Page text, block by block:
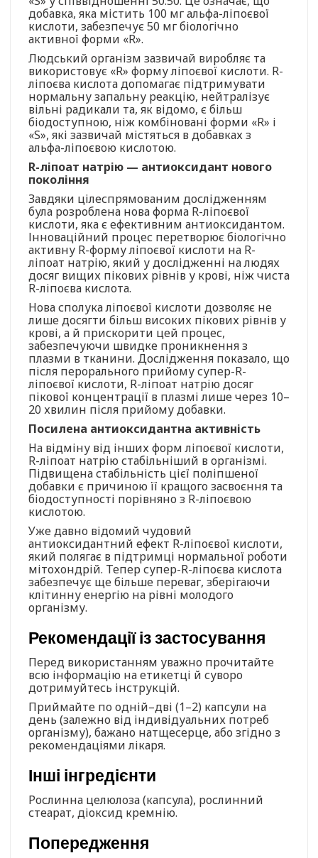
добавка, яка містить 100 мг альфа-ліпоєвої
кислоти, забезпечує 50 мг біологічно
активної форми «R».
Людський організм зазвичай виробляє та
використовує «R» форму ліпоєвої кислоти. R-
ліпоєва кислота допомагає підтримувати
нормальну запальну реакцію, нейтралізує
вільні радикали та, як відомо, є більш
біодоступною, ніж комбіновані форми «R» і
«S», які зазвичай містяться в добавках з
альфа-ліпоєвою кислотою.
R-ліпоат натрію — антиоксидант нового
покоління
Завдяки цілеспрямованим дослідженням
була розроблена нова форма R-ліпоєвої
кислоти, яка є ефективним антиоксидантом.
Інноваційний процес перетворює біологічно
активну R-форму ліпоєвої кислоти на R-
ліпоат натрію, який у дослідженні на людях
досяг вищих пікових рівнів у крові, ніж чиста
R-ліпоєва кислота.
Нова сполука ліпоєвої кислоти дозволяє не
лише досягти більш високих пікових рівнів у
крові, а й прискорити цей процес,
забезпечуючи швидке проникнення з
плазми в тканини. Дослідження показало, що
після перорального прийому супер-R-
ліпоєвої кислоти, R-ліпоат натрію досяг
пікової концентрації в плазмі лише через 10–
20 хвилин після прийому добавки.
Посилена антиоксидантна активність
На відміну від інших форм ліпоєвої кислоти,
R-ліпоат натрію стабільніший в організмі.
Підвищена стабільність цієї поліпшеної
добавки є причиною її кращого засвоєння та
біодоступності порівняно з R-ліпоєвою
кислотою.
Уже давно відомий чудовий
антиоксидантний ефект R-ліпоєвої кислоти,
який полягає в підтримці нормальної роботи
мітохондрій. Тепер супер-R-ліпоєва кислота
забезпечує ще більше переваг, зберігаючи
клітинну енергію на рівні молодого
організму.
Рекомендації із застосування
Перед використанням уважно прочитайте
всю інформацію на етикетці й суворо
дотримуйтесь інструкцій.
Приймайте по одній–дві (1–2) капсули на
день (залежно від індивідуальних потреб
організму), бажано натщесерце, або згідно з
рекомендаціями лікаря.
Інші інгредієнти
Рослинна целюлоза (капсула), рослинний
стеарат, діоксид кремнію.
Попередження